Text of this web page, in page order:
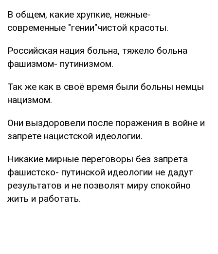
В общем, какие хрупкие, нежные-
современные "гении"чистой красоты.
Российская нация больна, тяжело больна
фашизмом- путинизмом.
Так же как в своё время были больны немцы
нацизмом.
Они выздоровели после поражения в войне и
запрете нацистской идеологии.
Никакие мирные переговоры без запрета
фашистско- путинской идеологии не дадут
результатов и не позволят миру спокойно
жить и работать.